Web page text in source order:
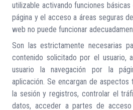
utilizable activando funciones
página y el acceso a áreas seguras
web no puede funcionar
Son las estrictamente necesarias
contenido solicitado por el usuario,
usuario la navegación por la
aplicación. Se encargan de
la sesión y registros, controlar el
datos, acceder a partes de